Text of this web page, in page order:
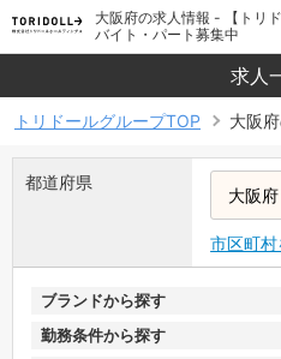
大阪府の求人情報 - 【トリ
バイト・パート募集中
求人
トリドールグループTOP 大阪
都道府県
市区町村
ブランドから探す
勤務条件から探す